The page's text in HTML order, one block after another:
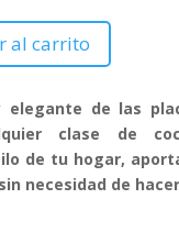
al carrito
elegante de las
clase de
de tu hogar,
necesidad de